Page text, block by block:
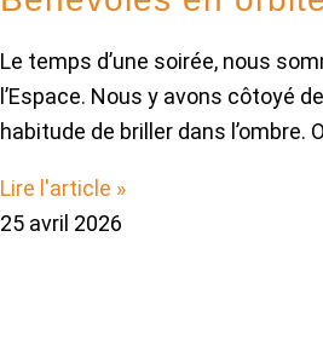
Le temps d’une soirée, nous
l’Espace. Nous y avons côtoyé
habitude de briller dans l’ombre.
Lire l'article »
25 avril 2026